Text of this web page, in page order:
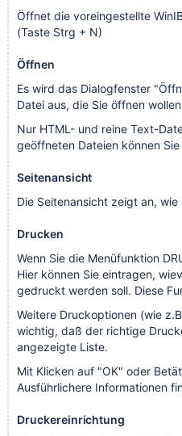
Öffnet die voreingestellte
(Taste Strg + N)
Öffnen
Es wird das Dialogfenster
Datei aus, die Sie öffnen
Nur HTML- und reine Text-
geöffneten Dateien können
Seitenansicht
Die Seitenansicht zeigt an,
Drucken
Wenn Sie die Menüfunktion
Hier können Sie eintragen,
gedruckt werden soll. Diese
Weitere Druckoptionen (wie
wichtig, daß der richtige
angezeigte Liste.
Mit Klicken auf "OK" oder
Ausführlichere Informationen
Druckereinrichtung